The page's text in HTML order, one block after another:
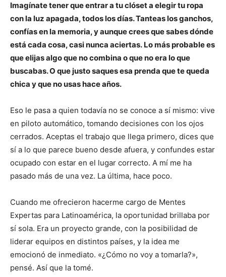
Imagínate tener que entrar a tu clóset a elegir tu ropa
con la luz apagada, todos los días. Tanteas los ganchos,
confías en la memoria, y aunque crees que sabes dónde
está cada cosa, casi nunca aciertas. Lo más probable es
que elijas algo que no combina o que no era lo que
buscabas. O que justo saques esa prenda que te queda
chica y que no usas hace años.
Eso le pasa a quien todavía no se conoce a sí mismo: vive
en piloto automático, tomando decisiones con los ojos
cerrados. Aceptas el trabajo que llega primero, dices que
sí a lo que parece bueno desde afuera, y confundes estar
ocupado con estar en el lugar correcto. A mí me ha
pasado más de una vez. La última, hace poco.
Cuando me ofrecieron hacerme cargo de Mentes
Expertas para Latinoamérica, la oportunidad brillaba por
sí sola. Era un proyecto grande, con la posibilidad de
liderar equipos en distintos países, y la idea me
emocionó de inmediato. «¿Cómo no voy a tomarla?»,
pensé. Así que la tomé.